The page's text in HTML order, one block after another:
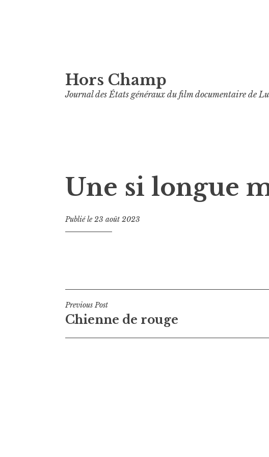
au
contenu
Hors Champ
Journal des États généraux du film documentaire de
Une si longue
Publié le23 août 2023
Navigation
de
Previous Post
Chienne de rouge